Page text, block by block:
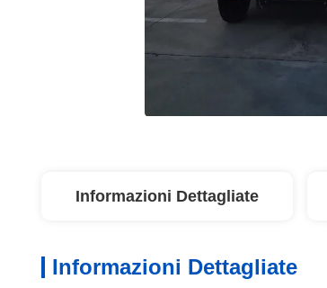
Informazioni Dettagliate
Informazioni Dettagliate